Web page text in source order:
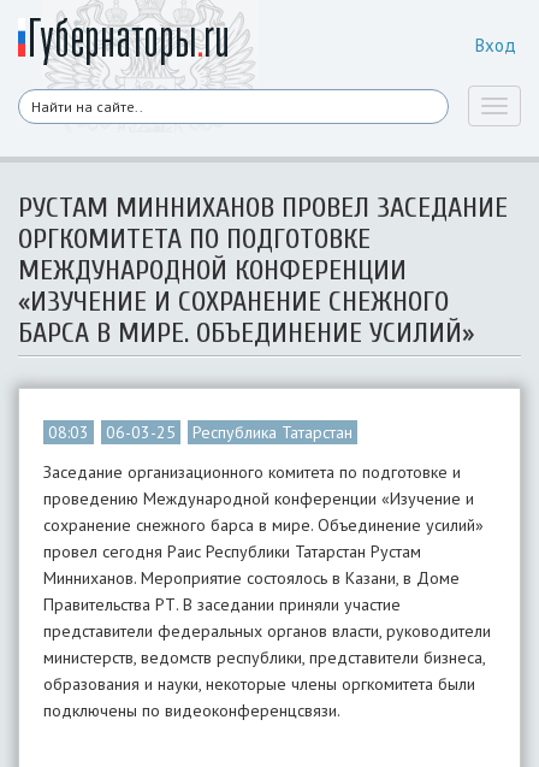
Вход
РУСТАМ МИННИХАНОВ ПРОВЕЛ ЗАСЕДАНИЕ
ОРГКОМИТЕТА ПО ПОДГОТОВКЕ
МЕЖДУНАРОДНОЙ КОНФЕРЕНЦИИ
«ИЗУЧЕНИЕ И СОХРАНЕНИЕ СНЕЖНОГО
БАРСА В МИРЕ. ОБЪЕДИНЕНИЕ УСИЛИЙ»
08:03 06-03-25
Республика Татарстан
Заседание организационного комитета по подготовке и
проведению Международной конференции «Изучение и
сохранение снежного барса в мире. Объединение усилий»
провел сегодня Раис Республики Татарстан Рустам
Минниханов. Мероприятие состоялось в Казани, в Доме
Правительства РТ. В заседании приняли участие
представители федеральных органов власти, руководители
министерств, ведомств республики, представители бизнеса,
образования и науки, некоторые члены оргкомитета были
подключены по видеоконференцсвязи.